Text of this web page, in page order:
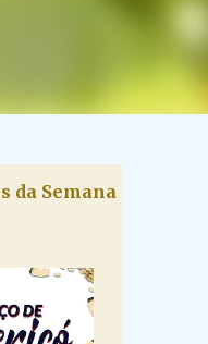
da Semana